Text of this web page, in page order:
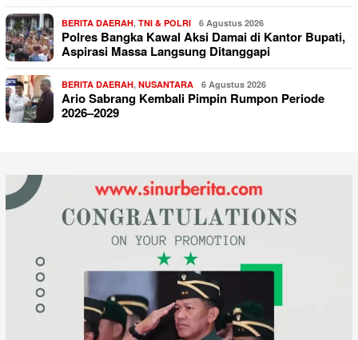
BERITA DAERAH, TNI & POLRI 6 Agustus 2026
Polres Bangka Kawal Aksi Damai di Kantor Bupati,
Aspirasi Massa Langsung Ditanggapi
BERITA DAERAH, NUSANTARA 6 Agustus 2026
Ario Sabrang Kembali Pimpin Rumpon Periode
2026–2029